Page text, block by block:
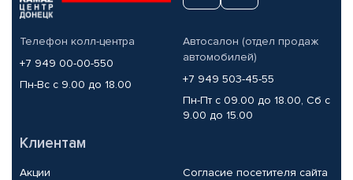
Телефон колл-центра
+7 949 00-00-550
Пн-Вс с 9.00 до 18.00
Автосалон (отдел продаж
автомобилей)
+7 949 503-45-55
Пн-Пт с 09.00 до 18.00, Сб с
9.00 до 15.00
Клиентам
Акции Согласие посетителя сайта